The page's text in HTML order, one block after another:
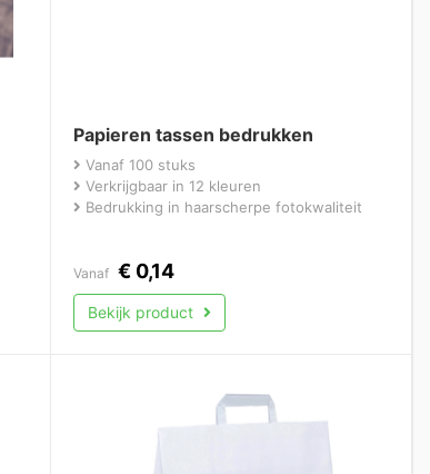
Papieren tassen bedrukken
Vanaf 100 stuks
Verkrijgbaar in 12 kleuren
Bedrukking in haarscherpe fotokwaliteit
Vanaf €0,14
Bekijk product